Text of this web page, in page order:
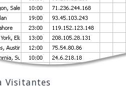
Visitantes